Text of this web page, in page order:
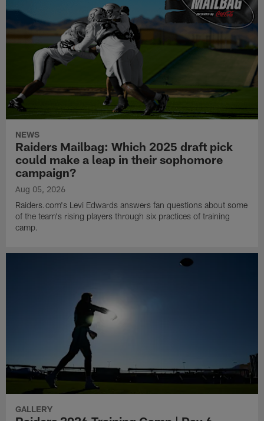
NEWS
Raiders Mailbag: Which 2025 draft pick
could make a leap in their sophomore
campaign?
Aug 05, 2026
Raiders.com's Levi Edwards answers fan questions about some
of the team's rising players through six practices of training
camp.
GALLERY